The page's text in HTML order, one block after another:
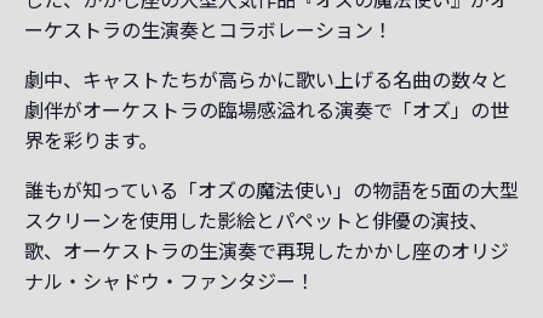
ーケストラの生演奏とコラボレーション！
劇中、キャストたちが高らかに歌い上げる名曲の数々と
劇伴がオーケストラの臨場感溢れる演奏で「オズ」の世
界を彩ります。
誰もが知っている「オズの魔法使い」の物語を5面の大型
スクリーンを使用した影絵とパペットと俳優の演技、
歌、オーケストラの生演奏で再現したかかし座のオリジ
ナル・シャドウ・ファンタジー！